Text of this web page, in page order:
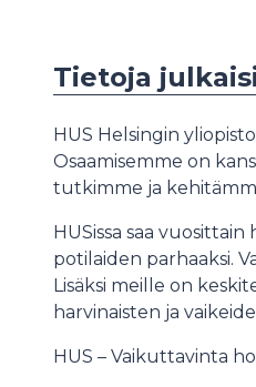
Tietoja
HUS Helsingin
Osaamisemme on
tutkimme ja
HUSissa saa
potilaiden parhaaksi.
Lisäksi meille on
harvinaisten ja
HUS – Vaikuttavinta